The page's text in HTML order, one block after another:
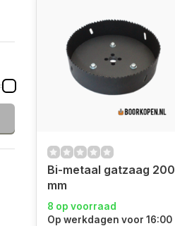
Bi-metaal gatzaag 200
mm
8 op voorraad
Op werkdagen voor 16:00